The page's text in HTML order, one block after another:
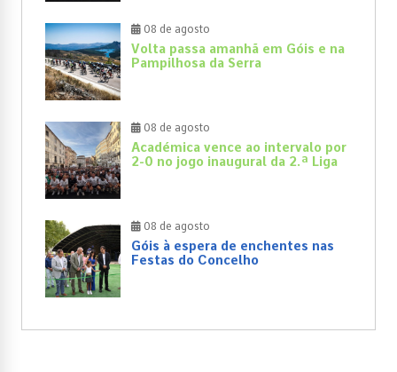
08 de agosto
Volta passa amanhã em Góis e na
Pampilhosa da Serra
08 de agosto
Académica vence ao intervalo por
2-0 no jogo inaugural da 2.ª Liga
08 de agosto
Góis à espera de enchentes nas
Festas do Concelho